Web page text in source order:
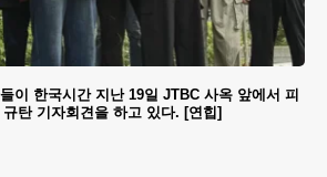
이 한국시간 지난 19일 JTBC 사옥 앞에서 피
탄 기자회견을 하고 있다. [연힙]